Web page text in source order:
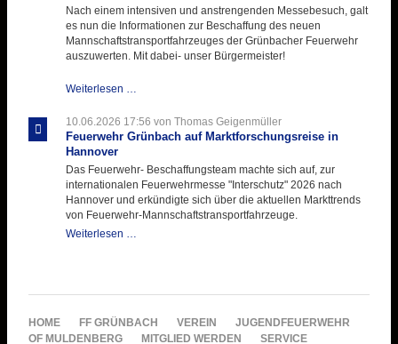
Nach einem intensiven und anstrengenden Messebesuch, galt
es nun die Informationen zur Beschaffung des neuen
Mannschaftstransportfahrzeuges der Grünbacher Feuerwehr
auszuwerten. Mit dabei- unser Bürgermeister!
Weiterlesen …
Informationen
aus
aus
10.06.2026 17:56 von Thomas Geigenmüller
Feuerwehr Grünbach auf Marktforschungsreise in
Hannover
Das Feuerwehr- Beschaffungsteam machte sich auf, zur
internationalen Feuerwehrmesse "Interschutz" 2026 nach
Hannover und erkündigte sich über die aktuellen Markttrends
von Feuerwehr-Mannschaftstransportfahrzeuge.
Weiterlesen …
in
NAVIGATION
ÜBERSPRINGEN
HOME FF GRÜNBACH VEREIN
JUGENDFEUERWEHR
OF MULDENBERG
MITGLIED WERDEN SERVICE